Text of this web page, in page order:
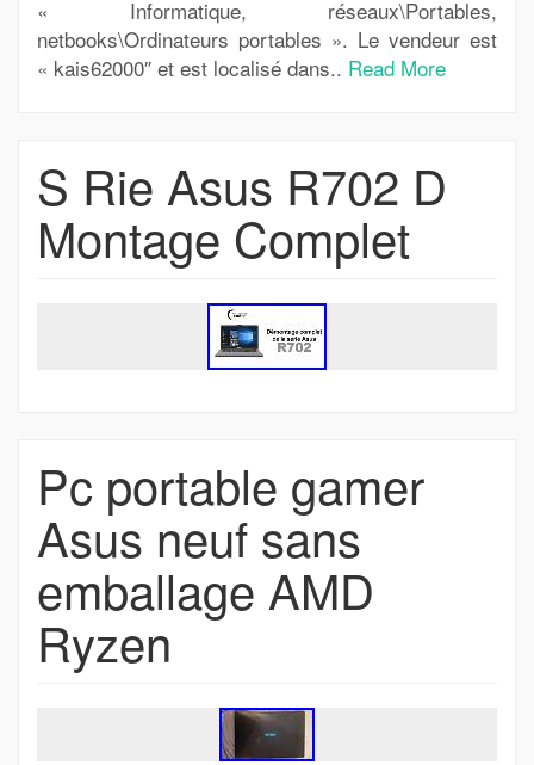
« Informatique, réseaux\Portables,
netbooks\Ordinateurs portables ». Le vendeur est
« kais62000″ et est localisé dans.. Read More
S Rie Asus R702 D
Montage Complet
Pc portable gamer
Asus neuf sans
emballage AMD
Ryzen